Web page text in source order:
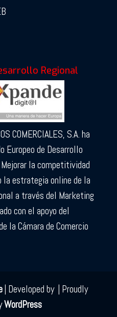
Regional
COMERCIALES, S.A. ha
Europeo de Desarrollo
la competitividad
la estrategia online de la
a través del Marketing
con el apoyo del
la Cámara de Comercio
| Developed by | Proudly
WordPress